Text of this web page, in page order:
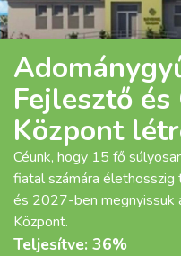
Fejlesztő és
Központ
Céunk, hogy 15 fő
fiatal számára
és 2027-ben megnyissuk
Központ.
Teljesítve: 36%